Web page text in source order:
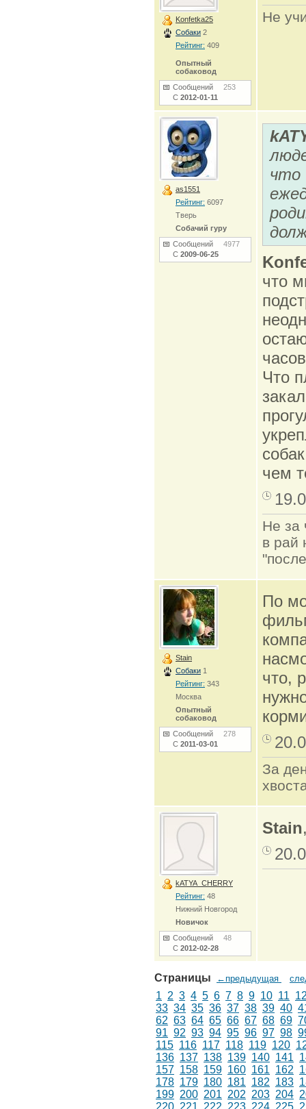
Konfetka25
Собаки 2
Рейтинг: 409
Опытный
собаковод
Сообщений 253
С 2012-01-11
Не
as1551
Рейтинг: 6097
Тверь
Собачий гуру
Сообщений 4977
С 2009-06-25
что
что
Что
чем
Не за
в рай
Stain
Собаки 1
Рейтинг: 343
Москва
Опытный
собаковод
Сообщений 278
С 2011-03-01
По
что,
За
kATYA_CHERRY
Рейтинг: 48
Нижний Новгород
Новичок
Сообщений 48
С 2012-02-28
Stain
Страницы ←предыдущая
1 2 3 4 5 6 7 8 9 10 11
33 34 35 36 37 38 39 40
62 63 64 65 66 67 68 69
91 92 93 94 95 96 97 98
115 116 117 118 119 120
136 137 138 139 140 141
157 158 159 160 161 162
178 179 180 181 182 183
199 200 201 202 203 204
220 221 222 223 224 225